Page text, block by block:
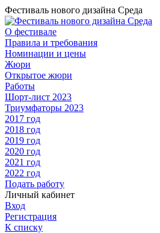
Фестиваль нового дизайна Среда
О фестивале
Правила и требования
Номинации и цены
Жюри
Открытое жюри
Работы
Шорт-лист 2023
Триумфаторы 2023
2017 год
2018 год
2019 год
2020 год
2021 год
2022 год
Подать работу
Личный кабинет
Вход
Регистрация
К списку